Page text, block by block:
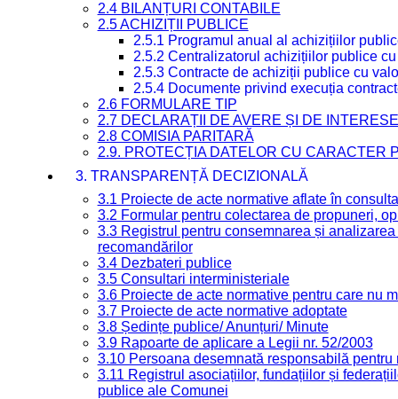
2.4 BILANȚURI CONTABILE
2.5 ACHIZIȚII PUBLICE
2.5.1 Programul anual al achizițiilor
2.5.2 Centralizatorul achizițiilor publice
2.5.3 Contracte de achiziții publice cu
2.5.4 Documente privind execuția
2.6 FORMULARE TIP
2.7 DECLARAȚII DE AVERE ȘI DE INTERESE
2.8 COMISIA PARITARĂ
2.9. PROTECȚIA DATELOR CU CARACTER
3. TRANSPARENȚĂ DECIZIONALĂ
3.1 Proiecte de acte normative aflate în
3.2 Formular pentru colectarea de propuneri,
3.3 Registrul pentru consemnarea și
recomandărilor
3.4 Dezbateri publice
3.5 Consultari interministeriale
3.6 Proiecte de acte normative pentru care nu
3.7 Proiecte de acte normative adoptate
3.8 Ședințe publice/ Anunțuri/ Minute
3.9 Rapoarte de aplicare a Legii nr. 52/2003
3.10 Persoana desemnată responsabilă
3.11 Registrul asociațiilor, fundațiilor și
publice ale Comunei